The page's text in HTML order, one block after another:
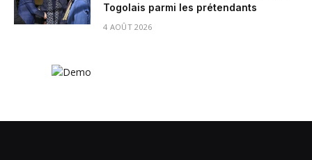
Togolais parmi les prétendants
4 AOÛT 2026